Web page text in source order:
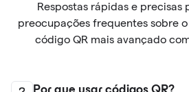
Respostas rápidas e precisas
preocupações frequentes sobre
código QR mais avançado